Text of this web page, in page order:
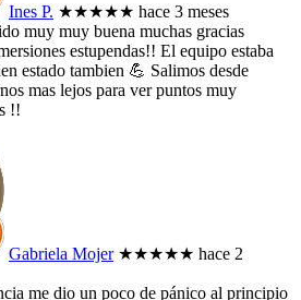
Ines P. ★★★★★ hace 3 meses
muy muy buena muchas gracias
estupendas!! El equipo estaba
estado tambien 💪 Salimos desde
mas lejos para ver puntos muy
!!
Gabriela Mojer ★★★★★ hace 2
me dio un poco de pánico al principio